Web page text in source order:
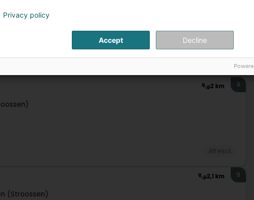
Affekot Avocat à la Cour (L1) Immobilienrecht Affekot (L4)
2 km 8
2,1 km
(Stroossen)
9
Privacy policy
Accept Decline